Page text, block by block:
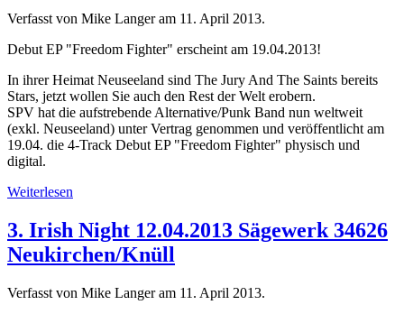
Verfasst von Mike Langer am 11. April 2013.
Debut EP "Freedom Fighter" erscheint am 19.04.2013!
In ihrer Heimat Neuseeland sind The Jury And The Saints bereits
Stars, jetzt wollen Sie auch den Rest der Welt erobern.
SPV hat die aufstrebende Alternative/Punk Band nun weltweit
(exkl. Neuseeland) unter Vertrag genommen und veröffentlicht am
19.04. die 4-Track Debut EP "Freedom Fighter" physisch und
digital.
Weiterlesen
3. Irish Night 12.04.2013 Sägewerk 34626
Neukirchen/Knüll
Verfasst von Mike Langer am 11. April 2013.